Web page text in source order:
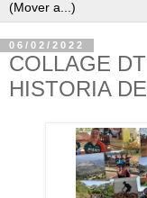
06/02/2022
COLLAGE
HISTORIA